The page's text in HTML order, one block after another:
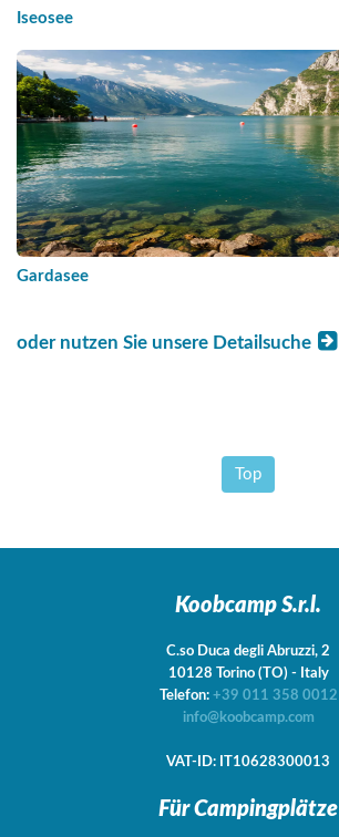
Iseosee
Gardasee
oder nutzen Sie unsere Detailsuche
Top
Koobcamp S.r.l.
C.so Duca degli Abruzzi, 2
10128 Torino (TO) - Italy
Telefon: +39 011 358 0012
info@koobcamp.com
VAT-ID: IT10628300013
Für Campingplätze